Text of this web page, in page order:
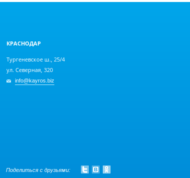
КРАСНОДАР
Тургеневское ш., 25/4
ул. Северная, 320
info@kayros.biz
Поделиться с друзьями: